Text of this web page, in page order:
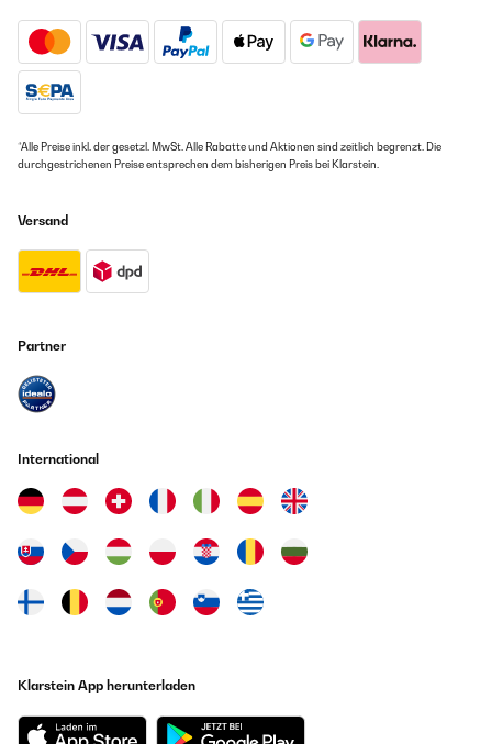
*Alle Preise inkl. der gesetzl. MwSt. Alle Rabatte und Aktionen sind zeitlich begrenzt. Die
durchgestrichenen Preise entsprechen dem bisherigen Preis bei Klarstein.
Versand
Partner
International
Klarstein App herunterladen